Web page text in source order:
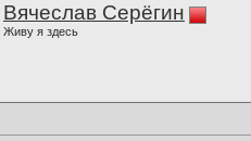
Вячеслав Серёгин
Живу я здесь